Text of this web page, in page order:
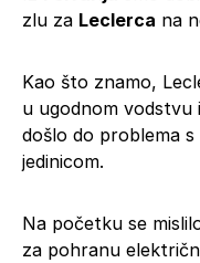
zlu za Leclerca na
Kao što znamo,
u ugodnom vodstvu
došlo do problema
jedinicom.
Na početku se
za pohranu